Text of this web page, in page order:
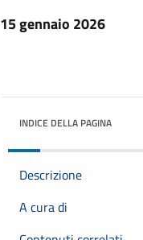
15 gennaio 2026
INDICE DELLA PAGINA
Descrizione
A cura di